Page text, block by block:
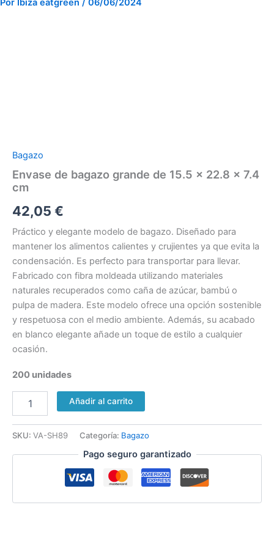
Por Ibiza eatgreen / 06/06/2024
Bagazo
Envase de bagazo grande de 15.5 x 22.8 x 7.4
cm
42,05 €
Práctico y elegante modelo de bagazo. Diseñado para
mantener los alimentos calientes y crujientes ya que evita la
condensación. Es perfecto para transportar para llevar.
Fabricado con fibra moldeada utilizando materiales
naturales recuperados como caña de azúcar, bambú o
pulpa de madera. Este modelo ofrece una opción sostenible
y respetuosa con el medio ambiente. Además, su acabado
en blanco elegante añade un toque de estilo a cualquier
ocasión.
200 unidades
7.4
cm
cantidad
Añadir al carrito
SKU: VA-SH89 Categoría: Bagazo
Pago seguro garantizado